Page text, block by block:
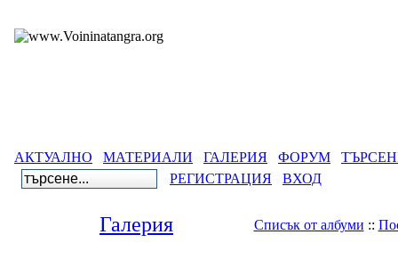
АКТУАЛНО МАТЕРИАЛИ ГАЛЕРИЯ ФОРУМ
РЕГИСТРАЦИЯ
ВХОД
Галерия Списък от албуми ::